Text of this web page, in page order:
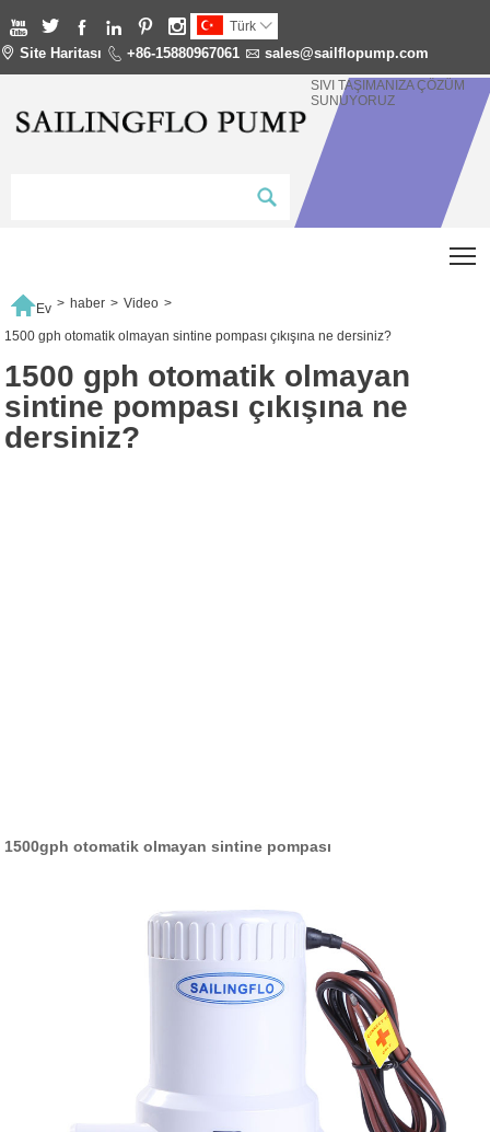
      Türk 
 Site Haritası  +86-15880967061  sales@sailflopump.com
SIVI TAŞIMANIZA ÇÖZÜM
SUNUYORUZ
Ev > haber > Video >
1500 gph otomatik olmayan sintine pompası çıkışına ne dersiniz?
1500 gph otomatik olmayan
sintine pompası çıkışına ne
dersiniz?
1500gph otomatik olmayan sintine pompası